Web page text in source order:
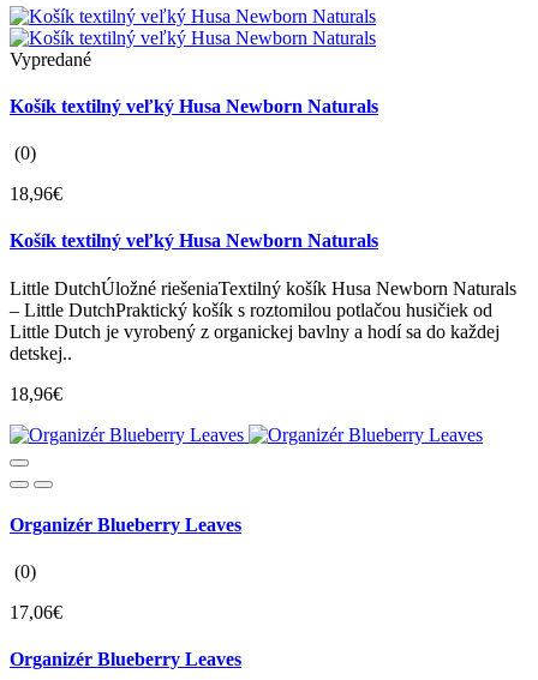
Vypredané
Košík textilný veľký Husa Newborn Naturals
(0)
18,96€
Košík textilný veľký Husa Newborn Naturals
Little DutchÚložné riešeniaTextilný košík Husa Newborn Naturals
– Little DutchPraktický košík s roztomilou potlačou husičiek od
Little Dutch je vyrobený z organickej bavlny a hodí sa do každej
detskej..
18,96€
Organizér Blueberry Leaves
(0)
17,06€
Organizér Blueberry Leaves